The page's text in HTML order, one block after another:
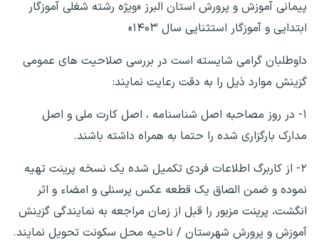
پیمانی آموزش و پرورش استان البرز «ویژه رشته شغلی آموزگار
ابتدایی و آموزگار استثنایی سال ۱۴۰۳»
داوطلبان گرامی شایسته است در بررسی صلاحیت های عمومی
گزینش موارد ذیل را به دقت رعایت نمایند:
۱- در روز مصاحبه اصل شناسنامه ، اصل کارت ملی و اصل
مدارک بارگزاری شده را حتما به همراه داشته باشند.
۲- از کاربرگ اطلاعات فردی تکمیل شده یک نسخه پرینت تهیه
نموده و ضمن الصاق یک قطعه عکس پرسنلی و امضاء و اثر
انگشت، پرینت مزبور را قبل از زمان مراجعه به نمایندگی گزینش
آموزش و پرورش شهرستان / ناحیه محل سکونت تحویل نمایند.